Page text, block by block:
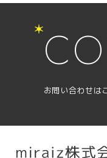
お問い合わせは